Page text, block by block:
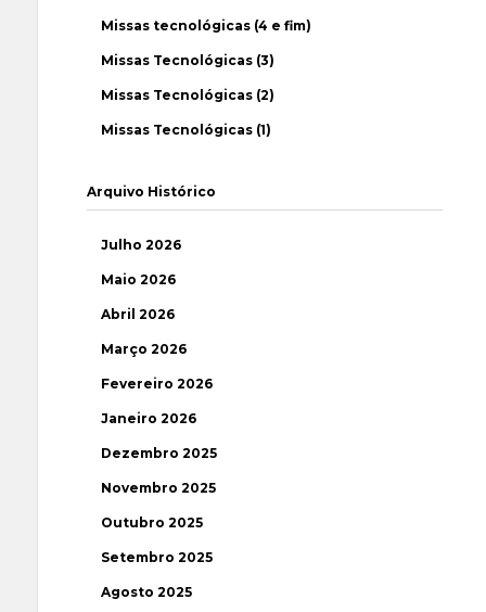
Missas tecnológicas (4 e fim)
Missas Tecnológicas (3)
Missas Tecnológicas (2)
Missas Tecnológicas (1)
Arquivo Histórico
Julho 2026
Maio 2026
Abril 2026
Março 2026
Fevereiro 2026
Janeiro 2026
Dezembro 2025
Novembro 2025
Outubro 2025
Setembro 2025
Agosto 2025